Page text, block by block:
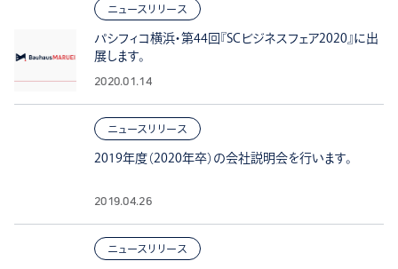
ニュースリリース
パシフィコ横浜・第44回『SCビジネスフェア2020』に出
展します。
2020.01.14
ニュースリリース
2019年度（2020年卒）の会社説明会を行います。
2019.04.26
ニュースリリース